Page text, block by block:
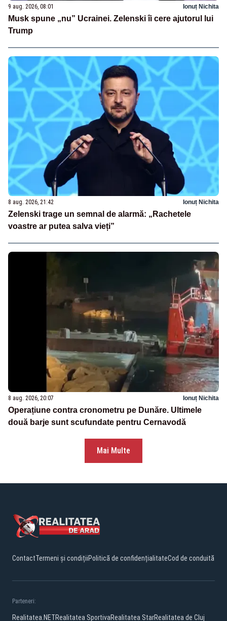
9 aug. 2026, 08:01 Ionuț Nichita
Musk spune „nu” Ucrainei. Zelenski îi cere ajutorul lui
Trump
8 aug. 2026, 21:42 Ionuț Nichita
Zelenski trage un semnal de alarmă: „Rachetele
voastre ar putea salva vieți”
8 aug. 2026, 20:07 Ionuț Nichita
Operațiune contra cronometru pe Dunăre. Ultimele
două barje sunt scufundate pentru Cernavodă
Mai Multe
ContactTermeni și condițiiPolitică de confidențialitateCod de conduită
Parteneri:
Realitatea.NETRealitatea SportivaRealitatea StarRealitatea de Cluj